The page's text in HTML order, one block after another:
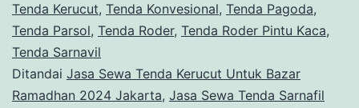
Tenda Kerucut, Tenda Konvesional, Tenda Pagoda,
Tenda Parsol, Tenda Roder, Tenda Roder Pintu Kaca,
Tenda Sarnavil
Ditandai Jasa Sewa Tenda Kerucut Untuk Bazar
Ramadhan 2024 Jakarta, Jasa Sewa Tenda Sarnafil